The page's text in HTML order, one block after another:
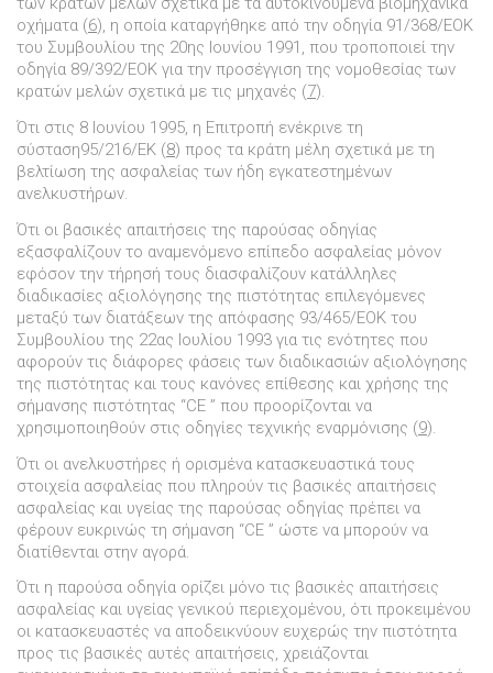
οχήµατα (6), η οποία καταργήθηκε από την οδηγία 91/368/ΕΟΚ
του Συµβουλίου της 20ης Ιουνίου 1991, που τροποποιεί την
οδηγία 89/392/ΕΟΚ για την προσέγγιση της νοµοθεσίας των
κρατών µελών σχετικά µε τις µηχανές (7).
Ότι στις 8 Ιουνίου 1995, η Επιτροπή ενέκρινε τη
σύσταση95/216/ΕΚ (8) προς τα κράτη µέλη σχετικά µε τη
βελτίωση της ασφαλείας των ήδη εγκατεστηµένων
ανελκυστήρων.
Ότι οι βασικές απαιτήσεις της παρούσας οδηγίας
εξασφαλίζουν το αναµενόµενο επίπεδο ασφαλείας µόνον
εφόσον την τήρησή τους διασφαλίζουν κατάλληλες
διαδικασίες αξιολόγησης της πιστότητας επιλεγόµενες
µεταξύ των διατάξεων της απόφασης 93/465/ΕΟΚ του
Συµβουλίου της 22ας Ιουλίου 1993 για τις ενότητες που
αφορούν τις διάφορες φάσεις των διαδικασιών αξιολόγησης
της πιστότητας και τους κανόνες επίθεσης και χρήσης της
σήµανσης πιστότητας “CE ” που προορίζονται να
χρησιµοποιηθούν στις οδηγίες τεχνικής εναρµόνισης (9).
Ότι οι ανελκυστήρες ή ορισµένα κατασκευαστικά τους
στοιχεία ασφαλείας που πληρούν τις βασικές απαιτήσεις
ασφαλείας και υγείας της παρούσας οδηγίας πρέπει να
φέρουν ευκρινώς τη σήµανση “CE ” ώστε να µπορούν να
διατίθενται στην αγορά.
Ότι η παρούσα οδηγία ορίζει µόνο τις βασικές απαιτήσεις
ασφαλείας και υγείας γενικού περιεχοµένου, ότι προκειµένου
οι κατασκευαστές να αποδεικνύουν ευχερώς την πιστότητα
προς τις βασικές αυτές απαιτήσεις, χρειάζονται